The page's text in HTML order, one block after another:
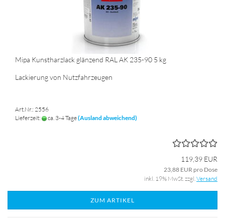
Mipa Kunstharzlack glänzend RAL AK 235-90 5 kg
Lackierung von Nutzfahrzeugen
Art.Nr.: 2556
Lieferzeit:
ca. 3-4 Tage(Ausland abweichend)
119,39 EUR
23,88 EUR pro Dose
inkl. 19% MwSt. zzgl.Versand
ZUM ARTIKEL